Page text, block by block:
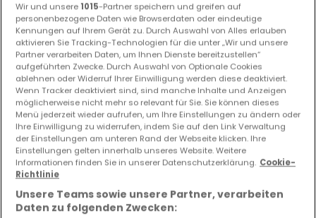
Kaufen Wohnungen 3 Schlafzimmer Michelau
Bitte ändern Sie Ihre Suche und versuchen Sie
es erneut
Ähnliche Immobilien in der Nähe
Sie haben keine Immobilien gefunden, die Sie
interessieren? Diese vorgeschlagenen Anzeigen
Wir und unsere 1015-Partner speichern und greifen auf
personenbezogene Daten wie Browserdaten oder eindeutige
Kennungen auf Ihrem Gerät zu. Durch Auswahl von Alles erlauben
aktivieren Sie Tracking-Technologien für die unter „Wir und unsere
Partner verarbeiten Daten, um Ihnen Dienste bereitzustellen“
aufgeführten Zwecke. Durch Auswahl von Optionale Cookies
ablehnen oder Widerruf Ihrer Einwilligung werden diese deaktiviert.
Wenn Tracker deaktiviert sind, sind manche Inhalte und Anzeigen
möglicherweise nicht mehr so relevant für Sie. Sie können dieses
Menü jederzeit wieder aufrufen, um Ihre Einstellungen zu ändern oder
Ihre Einwilligung zu widerrufen, indem Sie auf den Link Verwaltung
der Einstellungen am unteren Rand der Webseite klicken. Ihre
Einstellungen gelten innerhalb unseres Website. Weitere
Informationen finden Sie in unserer Datenschutzerklärung. Cookie-
Richtlinie
Unsere Teams sowie unsere Partner, verarbeiten
Daten zu folgenden Zwecken: